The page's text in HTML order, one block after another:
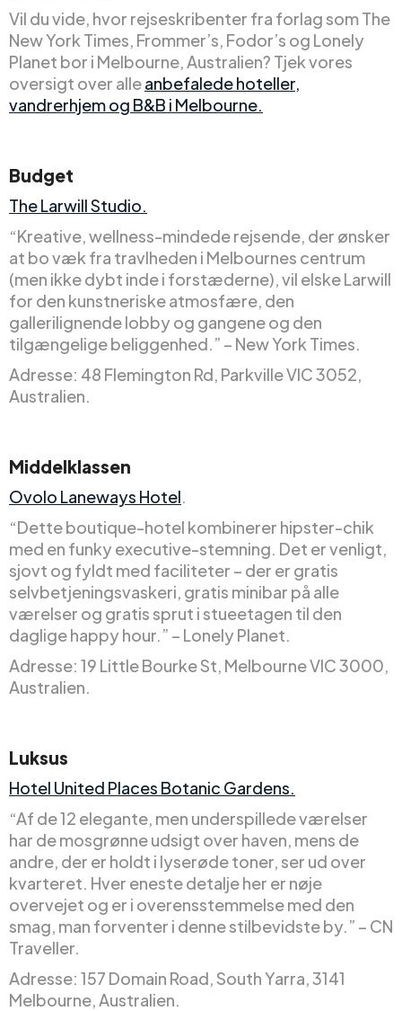
Vil du vide, hvor rejseskribenter fra forlag som The
New York Times, Frommer’s, Fodor’s og Lonely
Planet bor i Melbourne, Australien? Tjek vores
oversigt over alleanbefalede hoteller,
vandrerhjem og B&B i Melbourne.
Budget
The Larwill Studio.
“Kreative, wellness-mindede rejsende, der ønsker
at bo væk fra travlheden i Melbournes centrum
(men ikke dybt inde i forstæderne), vil elske Larwill
for den kunstneriske atmosfære, den
gallerilignende lobby og gangene og den
tilgængelige beliggenhed.” – New York Times.
Adresse: 48 Flemington Rd, Parkville VIC 3052,
Australien.
Middelklassen
Ovolo Laneways Hotel.
“Dette boutique-hotel kombinerer hipster-chik
med en funky executive-stemning. Det er venligt,
sjovt og fyldt med faciliteter – der er gratis
selvbetjeningsvaskeri, gratis minibar på alle
værelser og gratis sprut i stueetagen til den
daglige happy hour.” – Lonely Planet.
Adresse: 19 Little Bourke St, Melbourne VIC 3000,
Australien.
Luksus
Hotel United Places Botanic Gardens.
“Af de 12 elegante, men underspillede værelser
har de mosgrønne udsigt over haven, mens de
andre, der er holdt i lyserøde toner, ser ud over
kvarteret. Hver eneste detalje her er nøje
overvejet og er i overensstemmelse med den
smag, man forventer i denne stilbevidste by.” – CN
Traveller.
Adresse: 157 Domain Road, South Yarra, 3141
Melbourne, Australien.